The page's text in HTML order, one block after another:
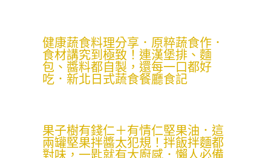
健康蔬食料理分享．原粹蔬食作．
食材講究到極致！連漢堡排、麵
包、醬料都自製，還每一口都好
吃．新北日式蔬食餐廳食記
果子樹有錢仁＋有情仁堅果油．這
兩罐堅果拌醬太犯規！拌飯拌麵都